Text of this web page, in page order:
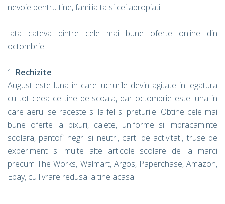
nevoie pentru tine, familia ta si cei apropiati!
Iata cateva dintre cele mai bune oferte online din
octombrie:
1. Rechizite
August este luna in care lucrurile devin agitate in legatura
cu tot ceea ce tine de scoala, dar octombrie este luna in
care aerul se raceste si la fel si preturile. Obtine cele mai
bune oferte la pixuri, caiete, uniforme si imbracaminte
scolara, pantofi negri si neutri, carti de activitati, truse de
experiment si multe alte articole scolare de la marci
precum The Works, Walmart, Argos, Paperchase, Amazon,
Ebay, cu livrare redusa la tine acasa!